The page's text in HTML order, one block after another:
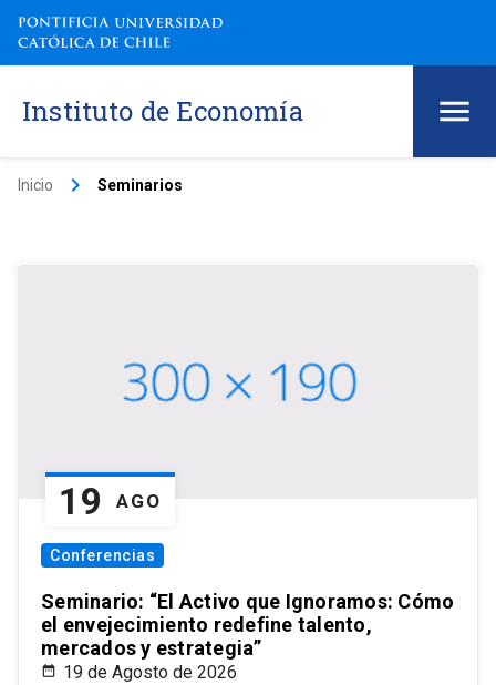
Instituto de Economía
Inicio keyboard_arrow_right Seminarios
19 AGO
Conferencias
Seminario: “El Activo que Ignoramos: Cómo
el envejecimiento redefine talento,
mercados y estrategia”
19 de Agosto de 2026